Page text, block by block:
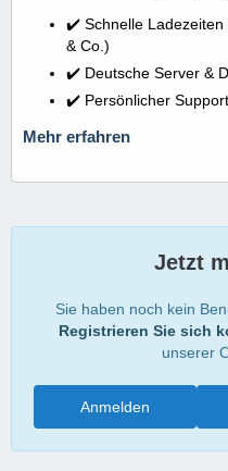
✔️ Schnelle Ladezeiten
& Co.)
✔️ Deutsche Server &
✔️ Persönlicher
Mehr erfahren
Jetzt
Sie haben noch kein
Registrieren Sie sich
unserer
Anmelden